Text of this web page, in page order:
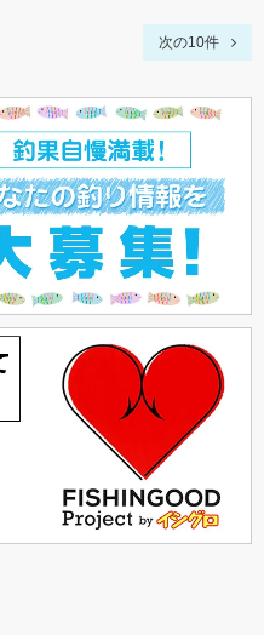
次の10件